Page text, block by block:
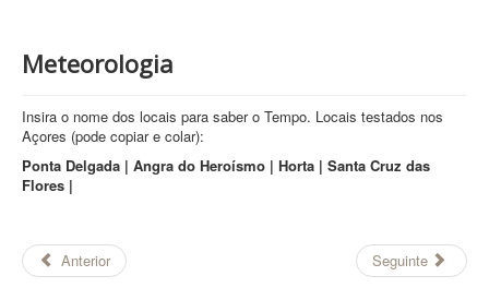
Meteorologia
Insira o nome dos locais para saber o Tempo. Locais testados nos
Açores (pode copiar e colar):
Ponta Delgada | Angra do Heroísmo | Horta | Santa Cruz das
Flores |
Anterior Seguinte